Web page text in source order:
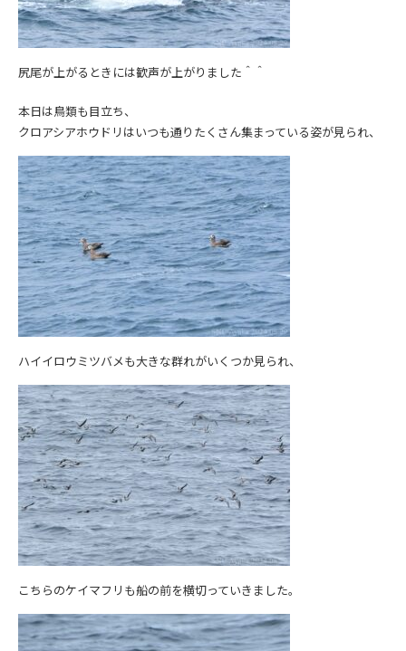
尻尾が上がるときには歓声が上がりました＾＾
本日は鳥類も目立ち、
クロアシアホウドリはいつも通りたくさん集まっている姿が見られ、
ハイイロウミツバメも大きな群れがいくつか見られ、
こちらのケイマフリも船の前を横切っていきました。